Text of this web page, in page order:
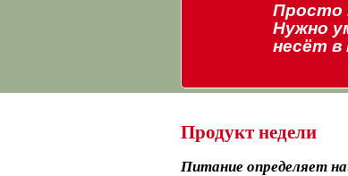
Просто
Нужно
несёт в
Продукт недели
Питание определяет